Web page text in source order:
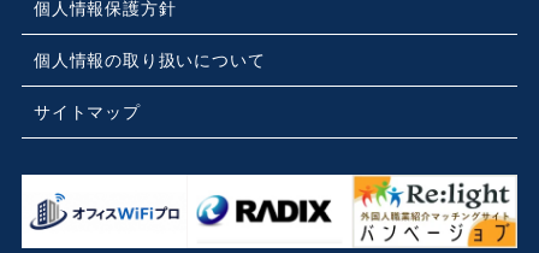
個人情報保護方針
個人情報の取り扱いについて
サイトマップ